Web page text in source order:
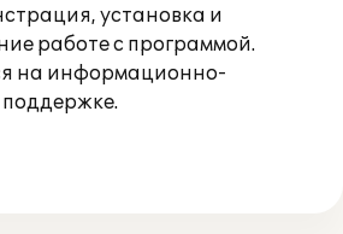
установка и
работе с программой.
на информационно-
поддержке.